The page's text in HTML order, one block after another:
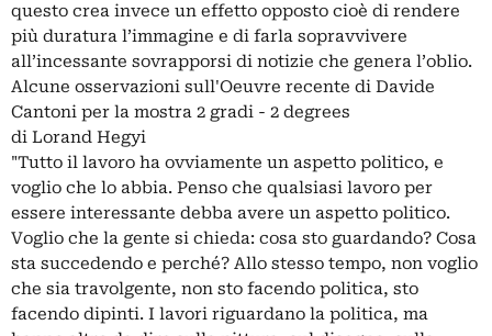
questo crea invece un effetto opposto cioè di rendere
più duratura l’immagine e di farla sopravvivere
all’incessante sovrapporsi di notizie che genera l’oblio.
Alcune osservazioni sull'Oeuvre recente di Davide
Cantoni per la mostra 2 gradi - 2 degrees
di Lorand Hegyi
"Tutto il lavoro ha ovviamente un aspetto politico, e
voglio che lo abbia. Penso che qualsiasi lavoro per
essere interessante debba avere un aspetto politico.
Voglio che la gente si chieda: cosa sto guardando? Cosa
sta succedendo e perché? Allo stesso tempo, non voglio
che sia travolgente, non sto facendo politica, sto
facendo dipinti. I lavori riguardano la politica, ma